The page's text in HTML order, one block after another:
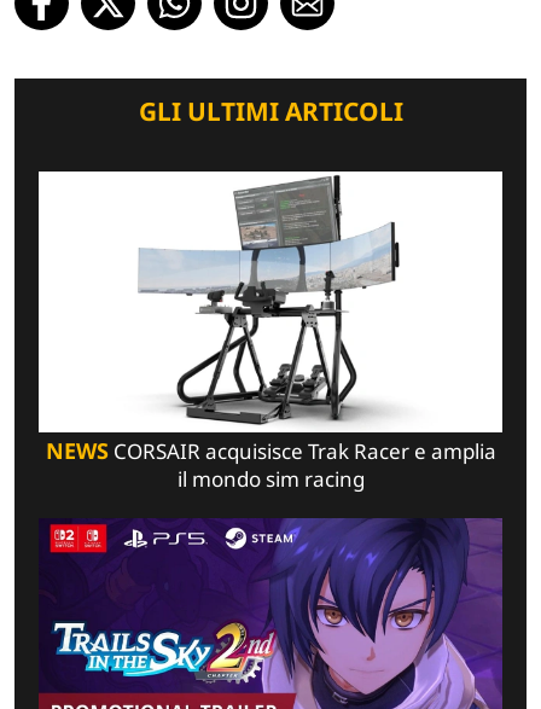
GLI ULTIMI ARTICOLI
NEWSCORSAIR acquisisce Trak Racer e amplia
il mondo sim racing